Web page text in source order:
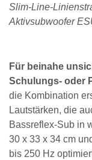
Slim-Line-
Aktivsubwoofer
Für beinahe
Schulungs- oder
die Kombination
Lautstärken, die
Bassreflex-Sub in
30 x 33 x 34 cm
bis 250 Hz